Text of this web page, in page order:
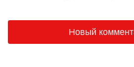
Новый